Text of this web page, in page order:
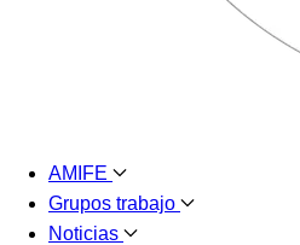
AMIFE
Grupos trabajo
Noticias